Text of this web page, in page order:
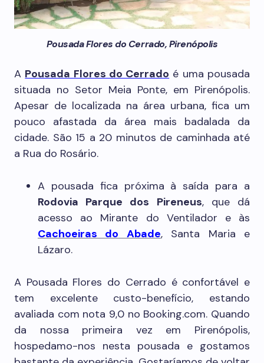
Pousada Flores do Cerrado, Pirenópolis
A Pousada Flores do Cerrado é uma pousada
situada no Setor Meia Ponte, em Pirenópolis.
Apesar de localizada na área urbana, fica um
pouco afastada da área mais badalada da
cidade. São 15 a 20 minutos de caminhada até
a Rua do Rosário.
A pousada fica próxima à saída para a
Rodovia Parque dos Pireneus, que dá
acesso ao Mirante do Ventilador e às
Cachoeiras do Abade, Santa Maria e
Lázaro.
A Pousada Flores do Cerrado é confortável e
tem excelente custo-benefício, estando
avaliada com nota 9,0 no Booking.com. Quando
da nossa primeira vez em Pirenópolis,
hospedamo-nos nesta pousada e gostamos